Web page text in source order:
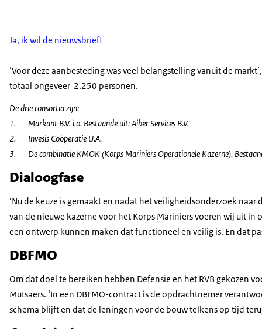
Ja, ik wil de nieuwsbrief!
‘Voor deze aanbesteding was veel belangstelling vanuit de
totaal ongeveer 2.250 personen.
De drie consortia zijn:
1. Markant B.V. i.o. Bestaande uit: Aiber Services B.V.
2. Invesis Coöperatie U.A.
3. De combinatie KMOK (Korps Mariniers Operationele Kazerne).
Dialoogfase
‘Nu de keuze is gemaakt en nadat het veiligheidsonderzoek
van de nieuwe kazerne voor het Korps Mariniers voeren wij uit
een ontwerp kunnen maken dat functioneel en veilig is. En dat
DBFMO
Om dat doel te bereiken hebben Defensie en het RVB gekozen
Mutsaers. ‘In een DBFMO-contract is de opdrachtnemer
schema blijft en dat de leningen voor de bouw telkens op tijd